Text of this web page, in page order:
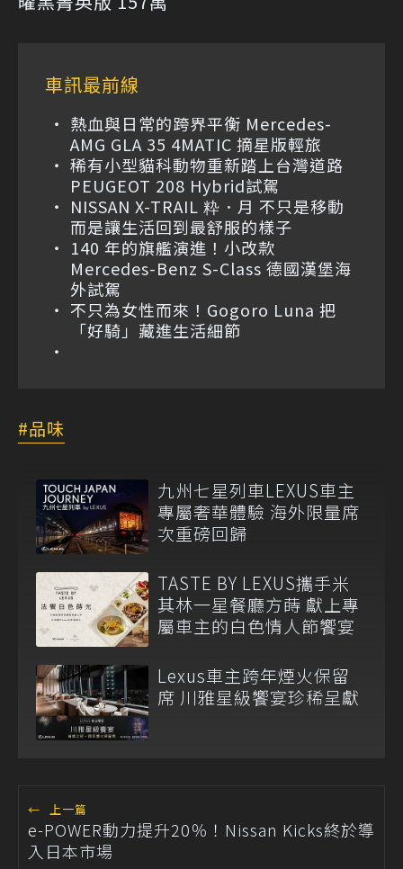
車訊最前線
熱血與日常的跨界平衡 Mercedes-
AMG GLA 35 4MATIC 摘星版輕旅
稀有小型貓科動物重新踏上台灣道路
PEUGEOT 208 Hybrid試駕
NISSAN X-TRAIL 粋．月 不只是移動
而是讓生活回到最舒服的樣子
140 年的旗艦演進！小改款
Mercedes-Benz S-Class 德國漢堡海
外試駕
不只為女性而來！Gogoro Luna 把
「好騎」藏進生活細節
品味
九州七星列車LEXUS車主
專屬奢華體驗 海外限量席
次重磅回歸
TASTE BY LEXUS攜手米
其林一星餐廳方蒔 獻上專
屬車主的白色情人節饗宴
Lexus車主跨年煙火保留
席 川雅星級饗宴珍稀呈獻
← 上一篇
e-POWER動力提升20％！Nissan Kicks終於導
入日本市場